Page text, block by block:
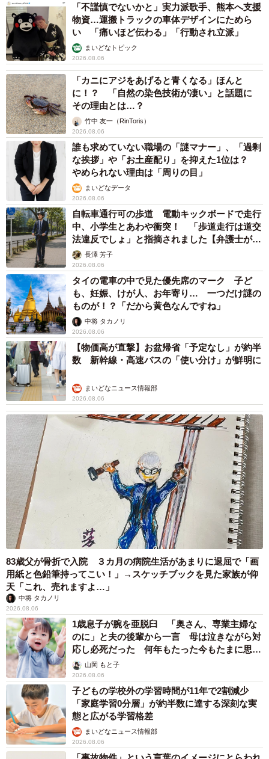
「不謹慎でないかと」実力派歌手、熊本へ支援
物資…運搬トラックの車体デザインにためら
い 「痛いほど伝わる」「行動され立派」
まいどなトピック
2026.08.06
「カニにアジをあげると青くなる」ほんと
に！？ 「自然の染色技術が凄い」と話題に
その理由とは…？
竹中 友一（RinToris）
2026.08.06
誰も求めていない職場の「謎マナー」、「過剰
な挨拶」や「お土産配り」を抑えた1位は？
やめられない理由は「周りの目」
まいどなデータ
2026.08.06
自転車通行可の歩道 電動キックボードで走行
中、小学生とあわや衝突！ 「歩道走行は道交
法違反でしょ」と指摘されました【弁護士が解
説】長澤 芳子
2026.08.06
タイの電車の中で見た優先席のマーク 子ど
も、妊娠、けが人、お年寄り… 一つだけ謎の
ものが！？「だから黄色なんですね」
中将 タカノリ
2026.08.06
【物価高が直撃】お盆帰省「予定なし」が約半
数 新幹線・高速バスの「使い分け」が鮮明に
まいどなニュース情報部
2026.08.06
83歳父が骨折で入院 ３カ月の病院生活があまりに退屈で「画
用紙と色鉛筆持ってこい！」→スケッチブックを見た家族が仰
天「これ、売れますよ…」
中将 タカノリ
2026.08.06
1歳息子が腕を亜脱臼 「奥さん、専業主婦な
のに」と夫の後輩から一言 母は泣きながら対
応し必死だった 何年もたった今もたまに思い
出し…山岡 もと子
2026.08.06
子どもの学校外の学習時間が11年で2割減少
「家庭学習0分層」が約半数に達する深刻な実
態と広がる学習格差
まいどなニュース情報部
2026.08.06